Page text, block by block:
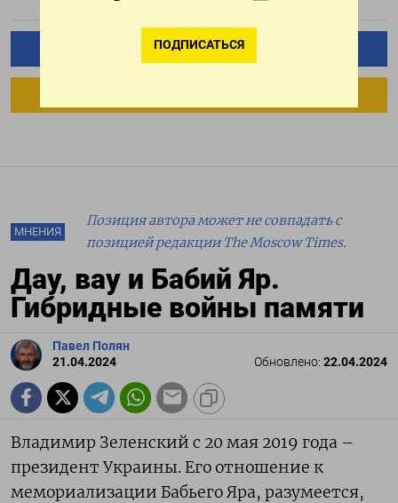
ПОДПИСАТЬСЯ
ПОДПИСАТЬСЯ НА ТЕЛЕГРАМ
МНЕНИЯ
Позиция автора может не совпадать с
позицией редакции The Moscow Times.
Дау, вау и Бабий Яр.
Гибридные войны памяти
Павел Полян
21.04.2024
Обновлено: 22.04.2024
Владимир Зеленский с 20 мая 2019 года –
президент Украины. Его отношение к
мемориализации Бабьего Яра, разумеется,